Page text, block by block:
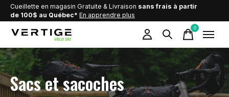
Cueillette en magasin Gratuite & Livraison sans frais à partir
de 100$ au Québec* En apprendre plus
0items
Sacs et sacoches